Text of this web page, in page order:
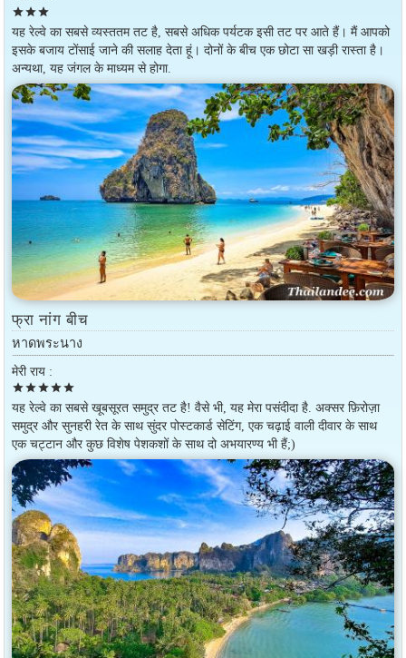
starstarstar
यह रेल्वे का सबसे व्यस्ततम तट है, सबसे अधिक पर्यटक इसी तट पर आते हैं। मैं आपको
इसके बजाय टोंसाई जाने की सलाह देता हूं। दोनों के बीच एक छोटा सा खड़ी रास्ता है।
अन्यथा, यह जंगल के माध्यम से होगा.
फ्रा नांग बीच
หาดพระนาง
मेरी राय :
starstarstarstarstar
यह रेल्वे का सबसे खूबसूरत समुद्र तट है! वैसे भी, यह मेरा पसंदीदा है. अक्सर फ़िरोज़ा
समुद्र और सुनहरी रेत के साथ सुंदर पोस्टकार्ड सेटिंग, एक चढ़ाई वाली दीवार के साथ
एक चट्टान और कुछ विशेष पेशकशों के साथ दो अभयारण्य भी हैं;)